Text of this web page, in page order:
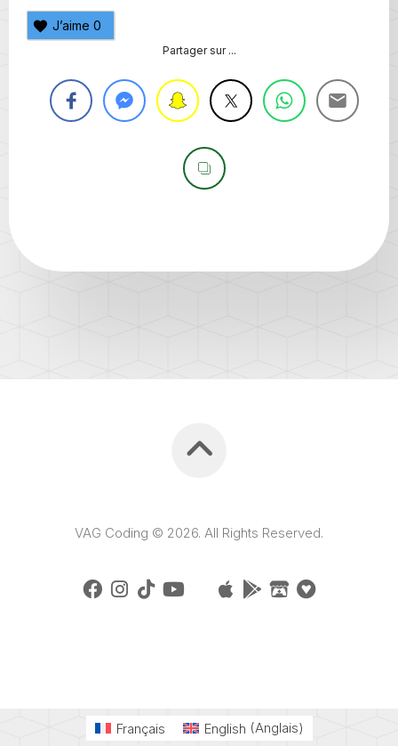
J’aime 0
Partager sur ...
VAG Coding © 2026. All Rights Reserved.
Français English (Anglais)